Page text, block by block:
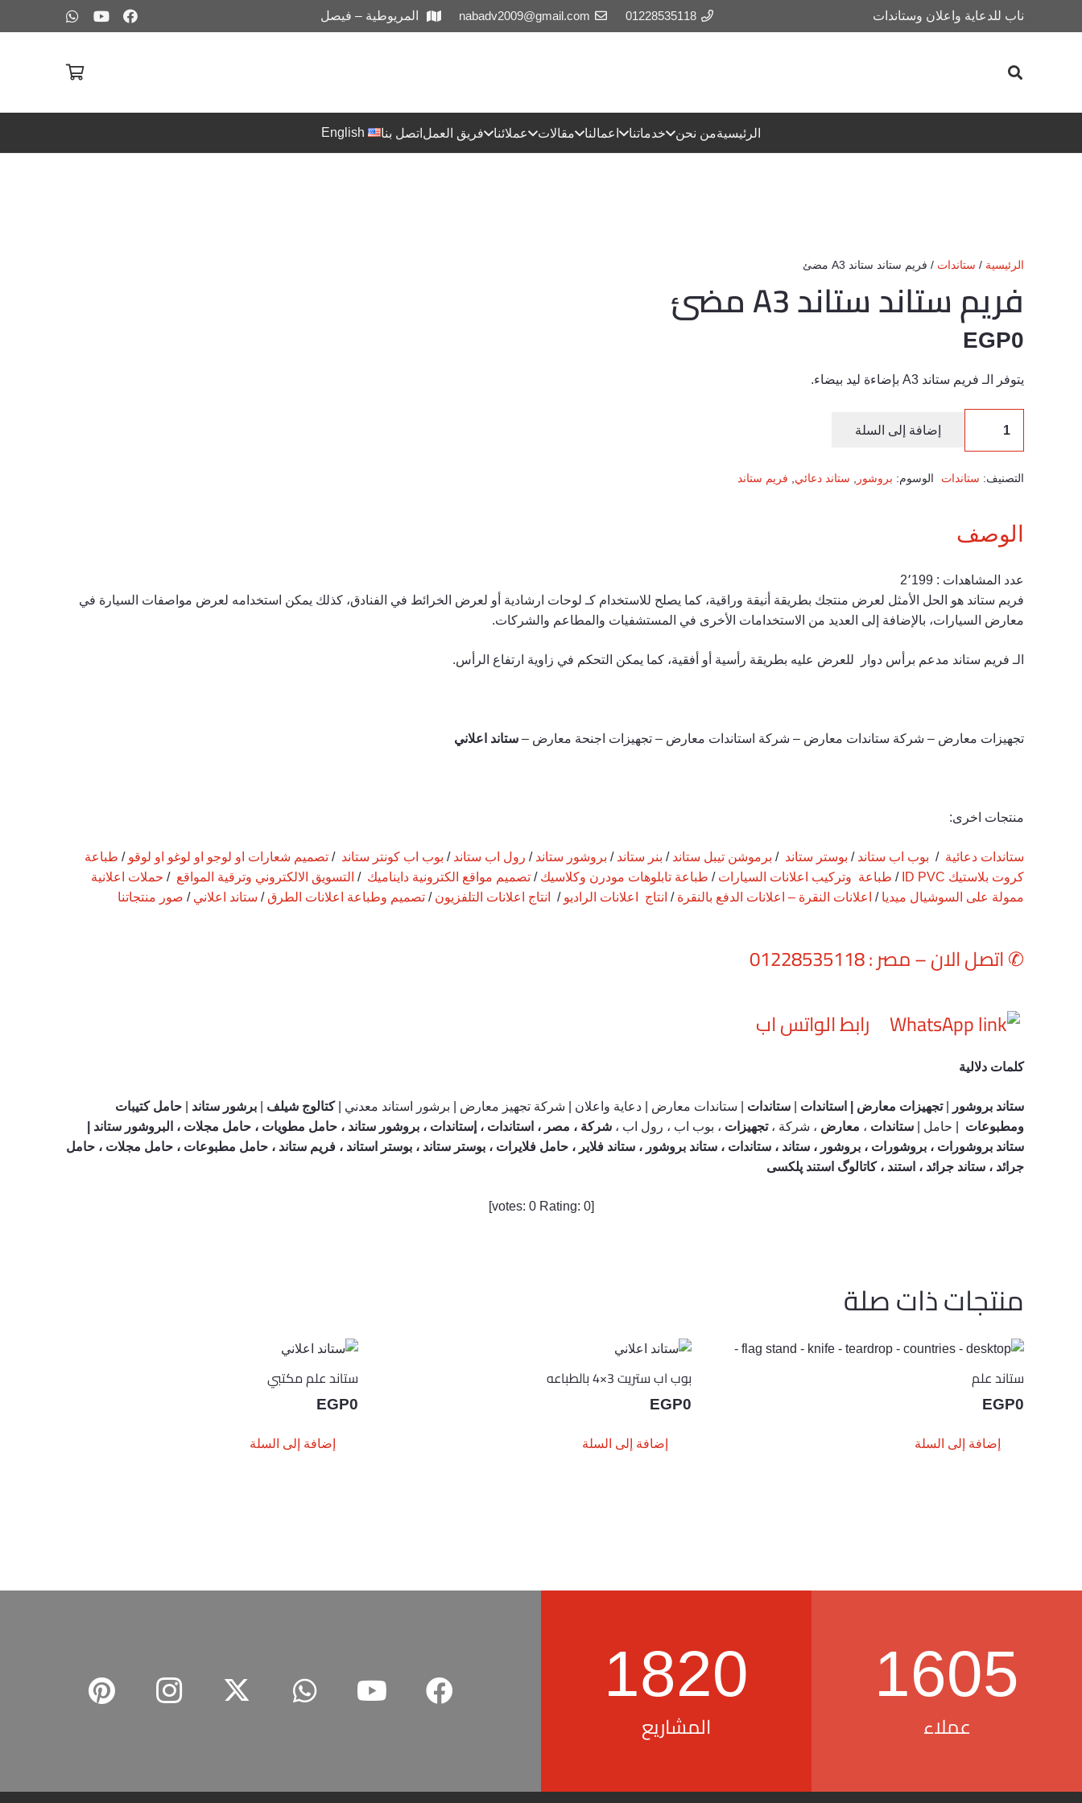
ناب للدعاية واعلان وستاندات 01228535118
nabadv2009@gmail.com المريوطية – فيصل
الرئيسيةمن نحن خدماتنا اعمالنا مقالات عملائنا فريق العمل اتصل بنا English
الرئيسية / ستاندات / فريم ستاند ستاند A3 مضئ
فريم ستاند ستاند A3 مضئ
EGP0
يتوفر الـ فريم ستاند A3 بإضاءة ليد بيضاء.
إضافة إلى السلة
التصنيف: ستاندات الوسوم: بروشور ستاند دعائي فريم ستاند
الوصف
عدد المشاهدات : 2٬199
فريم ستاند هو الحل الأمثل لعرض منتجك بطريقة أنيقة وراقية، كما يصلح للاستخدام كـ لوحات ارشادية أو لعرض الخرائط في الفنادق، كذلك يمكن استخدامه لعرض مواصفات السيارة في
معارض السيارات، بالإضافة إلى العديد من الاستخدامات الأخرى في المستشفيات والمطاعم والشركات.
الـ فريم ستاند مدعم برأس دوار للعرض عليه بطريقة رأسية أو أفقية، كما يمكن التحكم في زاوية ارتفاع الرأس.
تجهيزات معارض – شركة ستاندات معارض – شركة استاندات معارض – تجهيزات اجنحة معارض – ستاند اعلاني
منتجات اخرى:
ستاندات دعائية / بوب اب ستاند / بوستر ستاند / برموشن تيبل ستاند / بنر ستاند / بروشور ستاند / رول اب ستاند / بوب اب كونتر ستاند / تصميم شعارات او لوجو او لوغو او لوقو / طباعة
كروت بلاستيك ID PVC
/ طباعة وتركيب اعلانات السيارات / طباعة تابلوهات مودرن وكلاسيك / تصميم مواقع الكترونية دايناميك / التسويق الالكتروني وترقية المواقع / حملات اعلانية
ممولة على السوشيال ميديا / اعلانات النقرة – اعلانات الدفع بالنقرة / انتاج اعلانات الراديو/ انتاج اعلانات التلفزيون / تصميم وطباعة اعلانات الطرق / ستاند اعلاني / صور منتجاتنا
✆اتصل الان – مصر : 01228535118
رابط الواتس اب
كلمات دلالية
ستاند بروشور |تجهيزات معارض | استاندات ستاندات | ستاندات معارض | دعاية واعلان | شركة تجهيز معارض | برشور استاند معدني |كتالوج شيلف برشور ستاند
حامل كتيبات
ومطبوعات | حامل | ستاندات ، معارض ، شركة ،تجهيزات ، بوب اب ، رول اب ، شركة ، مصر ، استاندات ، إستاندات ، بروشور ستاند ، حامل مطويات ، حامل مجلات ، البروشور ستاند |
ستاند بروشورات ، بروشورات ، بروشور ، ستاند ، ستاندات ، ستاند بروشور ، ستاند فلاير ، حامل فلايرات ، بوستر ستاند ، بوستر استاند ، فريم ستاند ، حامل مطبوعات ، حامل مجلات ، حامل
جرائد ، ستاند جرائد ، استند ، کاتالوگ استند پلکسی
[votes:
0Rating: 0
]
منتجات ذات صلة
ستاند علم
EGP0
إضافة إلى السلة
بوب اب ستريت 3×4 بالطباعه
EGP0
إضافة إلى السلة
ستاند علم مكتبي
EGP0
إضافة إلى السلة
1605
عملاء
1820
المشاريع